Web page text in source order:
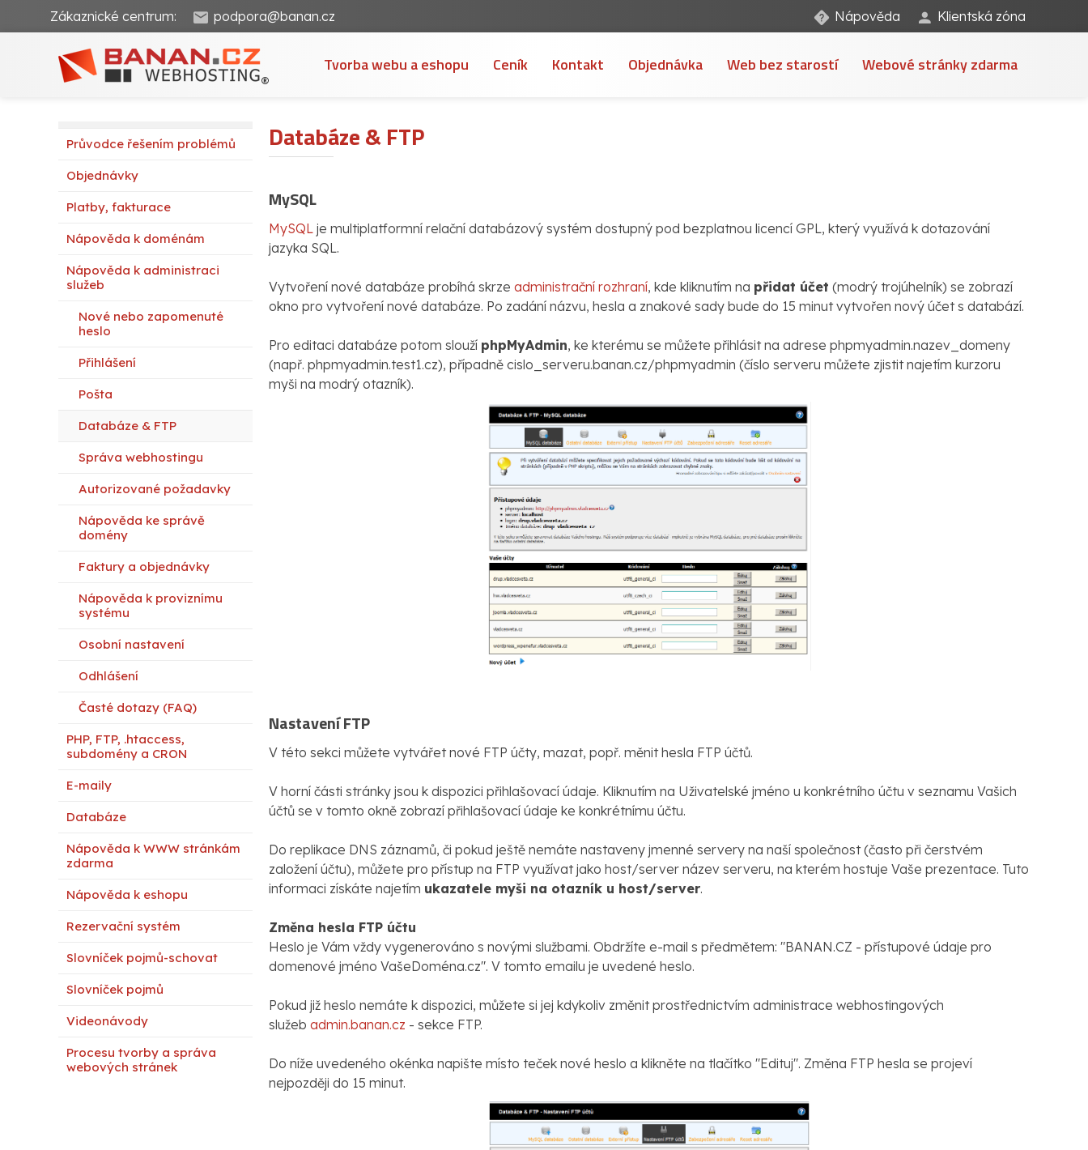
Zákaznické centrum: podpora@banan.cz Nápověda Klientská zóna
Tvorba webu a eshopu Ceník Kontakt Objednávka Web bez starostí Webové stránky zdarma
Průvodce řešením problémů
Objednávky
Platby, fakturace
Nápověda k doménám
Nápověda k administraci
služeb
Nové nebo zapomenuté
heslo
Přihlášení
Pošta
Databáze & FTP
Správa webhostingu
Autorizované požadavky
Nápověda ke správě
domény
Faktury a objednávky
Nápověda k proviznímu
systému
Osobní nastavení
Odhlášení
Časté dotazy (FAQ)
PHP, FTP, .htaccess,
subdomény a CRON
E-maily
Databáze
Nápověda k WWW stránkám
zdarma
Nápověda k eshopu
Rezervační systém
Slovníček pojmů-schovat
Slovníček pojmů
Videonávody
Procesu tvorby a správa
webových stránek
Databáze & FTP
MySQL
MySQL je multiplatformní relační databázový systém dostupný pod bezplatnou licencí GPL, který využívá k dotazování
jazyka SQL.
Vytvoření nové databáze probíhá skrze administrační rozhraní, kde kliknutím na přidat účet (modrý trojúhelník) se zobrazí
okno pro vytvoření nové databáze. Po zadání názvu, hesla a znakové sady bude do 15 minut vytvořen nový účet s databází.
Pro editaci databáze potom slouží phpMyAdmin, ke kterému se můžete přihlásit na adrese phpmyadmin.nazev_domeny
(např. phpmyadmin.test1.cz), případně cislo_serveru.banan.cz/phpmyadmin (číslo serveru můžete zjistit najetím kurzoru
myši na modrý otazník).
Nastavení FTP
V této sekci můžete vytvářet nové FTP účty, mazat, popř. měnit hesla FTP účtů.
V horní části stránky jsou k dispozici přihlašovací údaje. Kliknutím na Uživatelské jméno u konkrétního účtu v seznamu Vašich
účtů se v tomto okně zobrazí přihlašovací údaje ke konkrétnímu účtu.
Do replikace DNS záznamů, či pokud ještě nemáte nastaveny jmenné servery na naší společnost (často při čerstvém
založení účtu), můžete pro přístup na FTP využívat jako host/server název serveru, na kterém hostuje Vaše prezentace. Tuto
informaci získáte najetím ukazatele myši na otazník u host/server.
Změna hesla FTP účtu
Heslo je Vám vždy vygenerováno s novými službami. Obdržíte e-mail s předmětem: "BANAN.CZ - přístupové údaje pro
domenové jméno VašeDoména.cz". V tomto emailu je uvedené heslo.
Pokud již heslo nemáte k dispozici, můžete si jej kdykoliv změnit prostřednictvím administrace webhostingových
služeb admin.banan.cz - sekce FTP.
Do níže uvedeného okénka napište místo teček nové heslo a klikněte na tlačítko "Edituj". Změna FTP hesla se projeví
nejpozději do 15 minut.